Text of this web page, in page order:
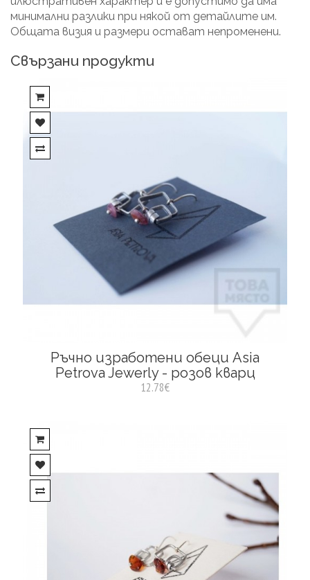
минимални разлики при някой от детайлите им.
Общата визия и размери остават непроменени.
Свързани продукти
Ръчно изработени обеци Asia
Petrova Jewerly - розов кварц
12.78€